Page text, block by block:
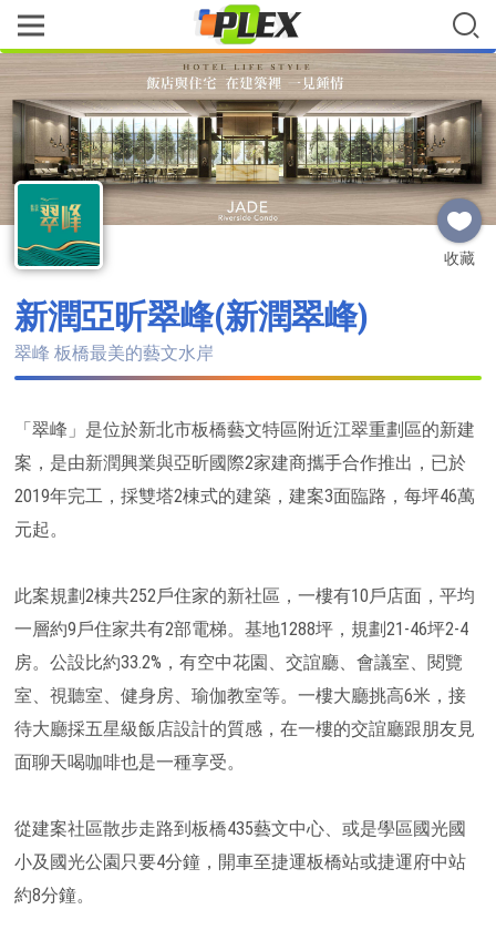
收藏
新潤亞昕翠峰(新潤翠峰)
翠峰 板橋最美的藝文水岸
「翠峰」是位於新北市板橋藝文特區附近江翠重劃區的新建
案，是由新潤興業與亞昕國際2家建商攜手合作推出，已於
2019年完工，採雙塔2棟式的建築，建案3面臨路，每坪46萬
元起。
此案規劃2棟共252戶住家的新社區，一樓有10戶店面，平均
一層約9戶住家共有2部電梯。基地1288坪，規劃21-46坪2-4
房。公設比約33.2%，有空中花園、交誼廳、會議室、閱覽
室、視聽室、健身房、瑜伽教室等。一樓大廳挑高6米，接
待大廳採五星級飯店設計的質感，在一樓的交誼廳跟朋友見
面聊天喝咖啡也是一種享受。
從建案社區散步走路到板橋435藝文中心、或是學區國光國
小及國光公園只要4分鐘，開車至捷運板橋站或捷運府中站
約8分鐘。